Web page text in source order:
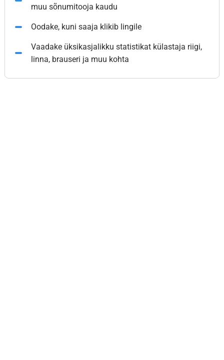
muu sõnumitooja kaudu
Oodake, kuni saaja klikib lingile
Vaadake üksikasjalikku statistikat külastaja riigi,
linna, brauseri ja muu kohta